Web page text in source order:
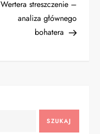
Wertera streszczenie –
analiza głównego
bohatera
SZUKAJ